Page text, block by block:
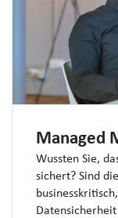
Managed
Wussten Sie,
sichert? Sind